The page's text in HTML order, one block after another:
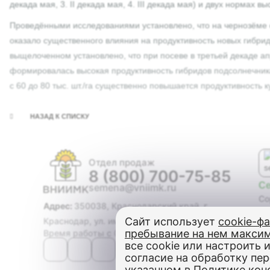
декада мая, 3. II декада мая, 4. III декада мая) и двух нормах
Проведёнными исследованиями установлено, что на
оказало существенного влияния на продуктивность новых
выщелоченном установлено, что при посеве в третьей декаде
формировалась высокая продуктивность гибридов
с 60 до 80 тыс. шт./га существенно повышается продуктивность
НАЗАД К СПИСКУ
Отдел продаж
8 (800) 700-75-85
semena@vniimk.ru
Адрес: 350038, Краснодарский край, г.
Краснодар, ул. им. Филатова, дом 17
Время работы с 08:00 до 17:00
Сайт использует cookie-
пребывание на нем
все cookie или настроить
согласие на обработку